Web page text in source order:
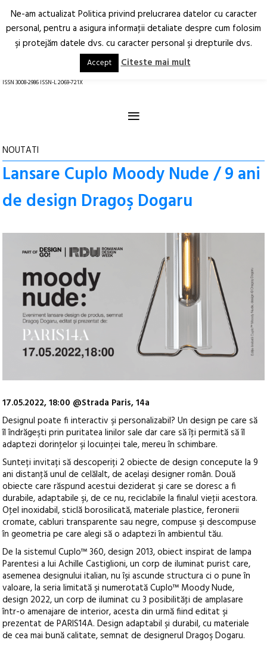
Arhitectură.
Oraș.
RO EN
ISSN 3008-2986 ISSN-L 2069-721X
≡
NOUTATI
Lansare Cuplo Moody Nude / 9 ani
de design Dragoş Dogaru
17.05.2022, 18:00 @Strada Paris, 14a
Designul poate fi interactiv şi personalizabil? Un design pe care să
îl îndrăgeşti prin puritatea linilor sale dar care să îţi permită să îl
adaptezi dorinţelor şi locuinţei tale, mereu în schimbare.
Sunteți invitați să descoperiți 2 obiecte de design concepute la 9
ani distanţă unul de celălalt, de acelaşi designer român. Două
obiecte care răspund acestui deziderat şi care se doresc a fi
durabile, adaptabile şi, de ce nu, reciclabile la finalul vieţii acestora.
Oţel inoxidabil, sticlă borosilicată, materiale plastice, feronerii
cromate, cabluri transparente sau negre, compuse şi descompuse
în geometria pe care alegi să o adaptezi în ambientul tău.
De la sistemul Cuplo™ 360, design 2013, obiect inspirat de lampa
Parentesi a lui Achille Castiglioni, un corp de iluminat purist care,
asemenea designului italian, nu îşi ascunde structura ci o pune în
valoare, la seria limitată şi numerotată Cuplo™ Moody Nude,
design 2022, un corp de iluminat cu 3 posibilităţi de amplasare
într-o amenajare de interior, acesta din urmă fiind editat şi
prezentat de PARIS14A. Design adaptabil şi durabil, cu materiale
de cea mai bună calitate, semnat de designerul Dragoş Dogaru.
Ne-am actualizat Politica privind prelucrarea datelor cu caracter
personal, pentru a asigura informaţii detaliate despre cum folosim
şi protejăm datele dvs. cu caracter personal şi drepturile dvs.
Accept Citeste mai mult